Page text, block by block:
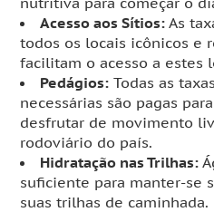
Acesso aos Sítios: As
todos os locais icônicos e
facilitam o acesso a estes
Pedágios: Todas as
necessárias são pagas
desfrutar de movimento
rodoviário do país.
Hidratação nas Trilhas:
suficiente para manter-se
suas trilhas de caminhada.